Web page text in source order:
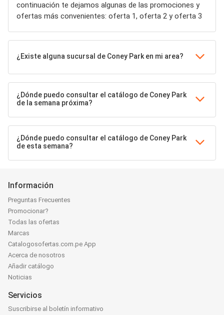
continuación te dejamos algunas de las promociones y
ofertas más convenientes: oferta 1, oferta 2 y oferta 3
¿Existe alguna sucursal de Coney Park en mi area?
¿Dónde puedo consultar el catálogo de Coney Park
de la semana próxima?
¿Dónde puedo consultar el catálogo de Coney Park
de esta semana?
Información
Preguntas Frecuentes
Promocionar?
Todas las ofertas
Marcas
Catalogosofertas.com.pe App
Acerca de nosotros
Añadir catálogo
Noticias
Servicios
Suscribirse al boletín informativo